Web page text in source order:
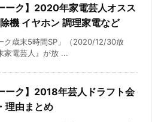
ーク】2020年家電芸人オスス
機 イヤホン 調理家電など
ク歳末5時間SP」（2020/12/30放
家電芸人』が放 ...
ーク】2018年芸人ドラフト会
理由まとめ